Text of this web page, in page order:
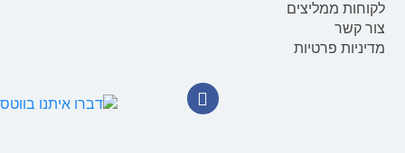
לקוחות ממליצים
צור קשר
מדיניות פרטיות